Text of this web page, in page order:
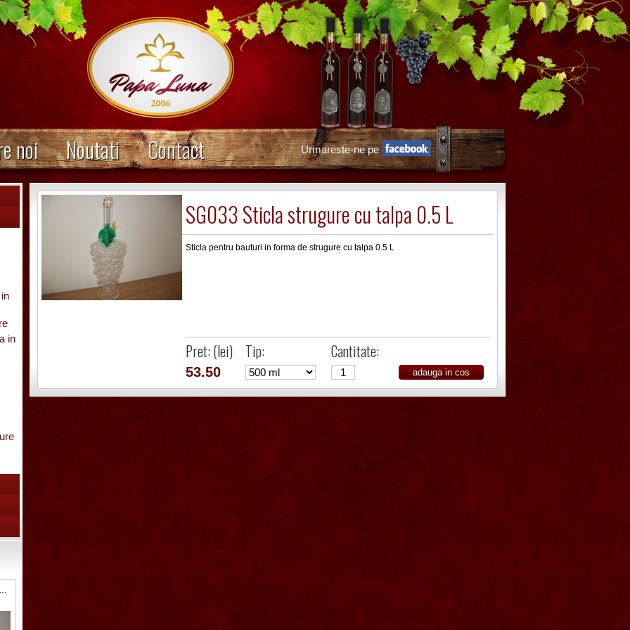
noi Noutati Contact Urmareste-ne pe
in
SG019 Sticla ornamentala Avion
SG033 Sticla strugure cu talpa 0.5 L
Sticla pentru bauturi in forma de strugure cu talpa 0.5 L
Pret: (lei) Tip: Cantitate:
53.50